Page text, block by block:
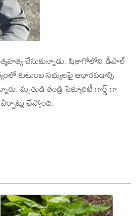
చేసుకున్నాడు. షికాగోలోని డీపాల్
కుటుంబ సభ్యులపై ఆధారపడాల్సి
మృతుడి తండ్రి సెక్యూరిటీ గార్డ్ గా
చేస్తోంది.